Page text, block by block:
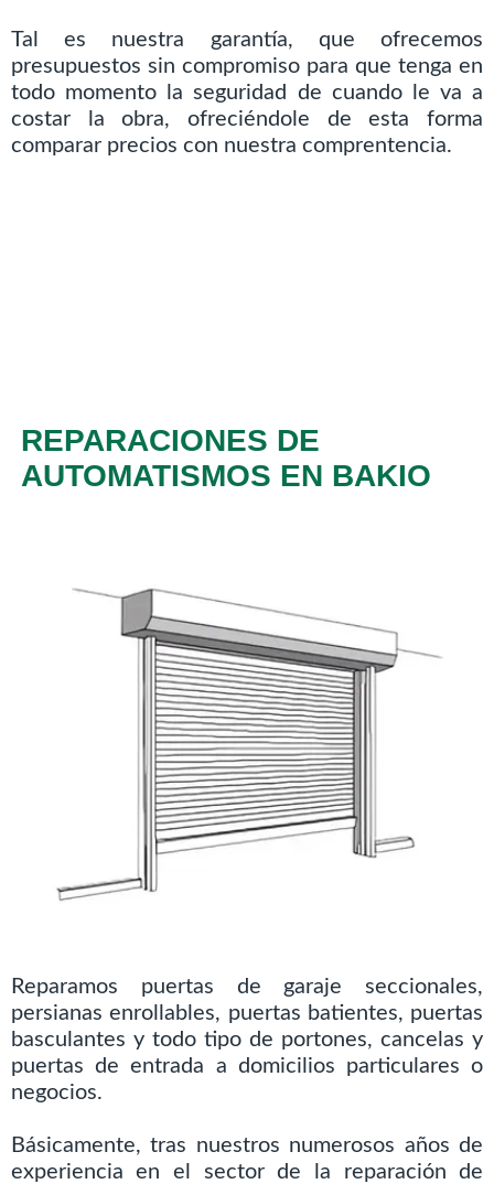
Tal es nuestra garantía, que ofrecemos
presupuestos sin compromiso para que tenga en
todo momento la seguridad de cuando le va a
costar la obra, ofreciéndole de esta forma
comparar precios con nuestra comprentencia.
REPARACIONES DE
AUTOMATISMOS EN BAKIO
Reparamos puertas de garaje seccionales,
persianas enrollables, puertas batientes, puertas
basculantes y todo tipo de portones, cancelas y
puertas de entrada a domicilios particulares o
negocios.
Básicamente, tras nuestros numerosos años de
experiencia en el sector de la reparación de